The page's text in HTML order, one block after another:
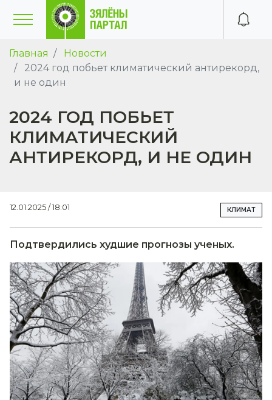
Главная
Новости
2024 год побьет климатический антирекорд,
и не один
2024 ГОД ПОБЬЕТ
КЛИМАТИЧЕСКИЙ
АНТИРЕКОРД, И НЕ ОДИН
12.01.2025 / 18:01 КЛИМАТ
Подтвердились худшие прогнозы ученых.